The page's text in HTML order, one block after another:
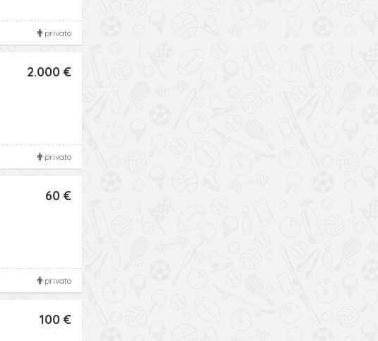
privato
2.000 €
privato
60 €
privato
100 €